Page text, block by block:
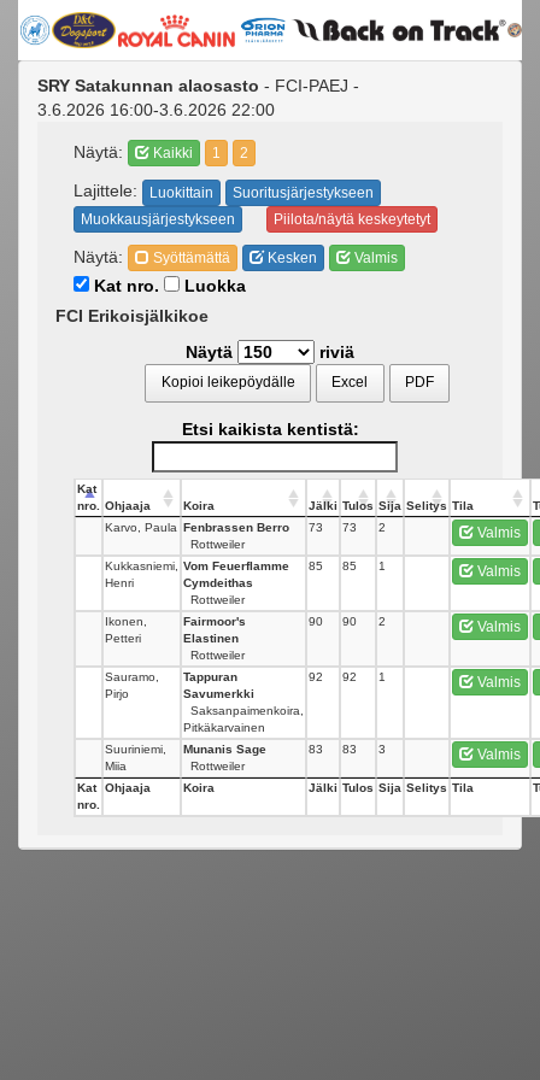
SRY Satakunnan alaosasto - FCI-PAEJ -
3.6.2026 16:00-3.6.2026 22:00
Näytä: Kaikki 1 2
Lajittele: Luokittain
Suoritusjärjestykseen
Muokkausjärjestykseen
Piilota/näytä keskeytetyt
Näytä: Syöttämättä Kesken Valmis
Kat nro.
Luokka
FCI Erikoisjälkikoe
Näytä
riviä
Kopioi leikepöydälle Excel PDF
Etsi kaikista kentistä:
Kat
nro.
Ohjaaja Koira Jälki Tulos Sija Selitys Tila
Karvo, Paula Fenbrassen Berro
Rottweiler
73 73 2 Valmis
Kukkasniemi,
Henri
Vom Feuerflamme
Cymdeithas
Rottweiler
85 85 1 Valmis
Ikonen,
Petteri
Fairmoor's
Elastinen
Rottweiler
90 90 2 Valmis
Sauramo,
Pirjo
Tappuran
Savumerkki
Saksanpaimenkoira,
Pitkäkarvainen
92 92 1 Valmis
Suuriniemi,
Miia
Munanis Sage
Rottweiler
83 83 3 Valmis
Kat
nro.
Ohjaaja Koira Jälki Tulos Sija Selitys Tila